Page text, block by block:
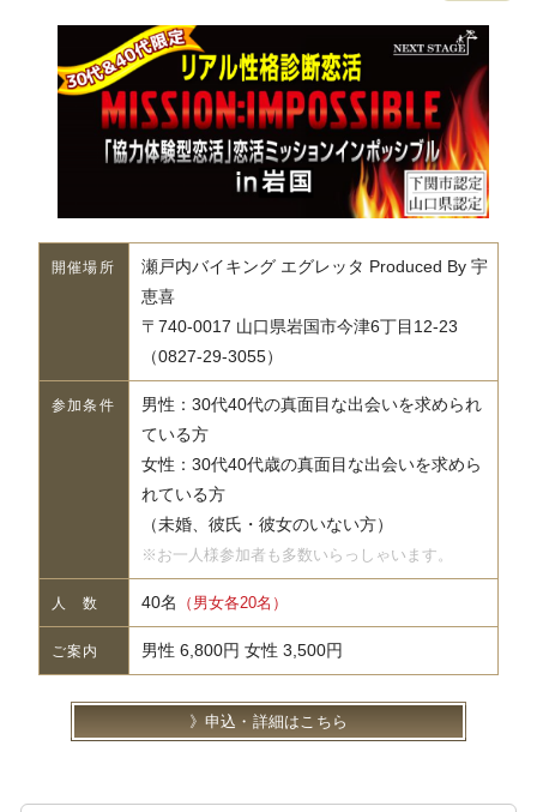
開催場所
瀬戸内バイキング エグレッタ Produced By 宇
恵喜
〒740-0017 山口県岩国市今津6丁目12-23
（0827-29-3055）
参加条件
男性：30代40代の真面目な出会いを求められ
ている方
女性：30代40代歳の真面目な出会いを求めら
れている方
（未婚、彼氏・彼女のいない方）
※お一人様参加者も多数いらっしゃいます。
人 数 40名 （男女各20名）
ご案内 男性 6,800円 女性 3,500円
申込・詳細はこちら